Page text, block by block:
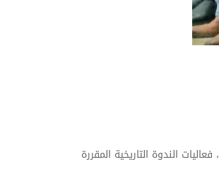
في إطار إحياء الذاكرة الوطنية وترسيخ قيم الكرامة والوفاء لتضحيات الشهداء، احتضنت قاعة عبد المجيد علاهم بالجامعة وسط اليوم الإثنين 15 ديسمبر 2025، فعاليات الندوة التاريخية المقررة